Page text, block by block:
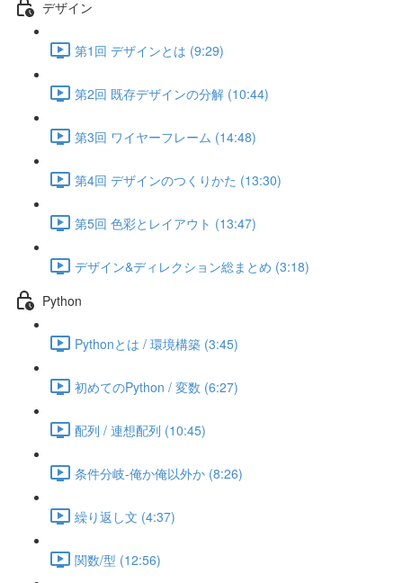
デザイン
第1回 デザインとは (9:29)
第2回 既存デザインの分解 (10:44)
第3回 ワイヤーフレーム (14:48)
第4回 デザインのつくりかた (13:30)
第5回 色彩とレイアウト (13:47)
デザイン&ディレクション総まとめ (3:18)
Python
Pythonとは / 環境構築 (3:45)
初めてのPython / 変数 (6:27)
配列 / 連想配列 (10:45)
条件分岐-俺か俺以外か (8:26)
繰り返し文 (4:37)
関数/型 (12:56)